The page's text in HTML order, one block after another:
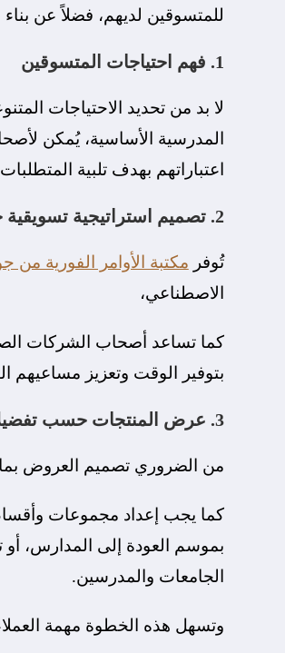
للمتسوقين لديهم، فضلاً عن
1. فهم احتياجات المتسوقين
لا بد من تحديد الاحتياجات
المدرسية الأساسية، يُمكن
اعتباراتهم بهدف تلبية
2. تصميم استراتيجية تسويقية خاصة لموسم العودة إلى المدارس
تُوفر مكتبة الأوامر الفورية من
الاصطناعي،
كما تساعد أصحاب الشركات
بتوفير الوقت وتعزيز مساعيهم
3. عرض المنتجات حسب تفضيلات المشترين
من الضروري تصميم العروض بما
كما يجب إعداد مجموعات
بموسم العودة إلى المدارس،
الجامعات والمدرسين.
وتسهل هذه الخطوة مهمة العملاء